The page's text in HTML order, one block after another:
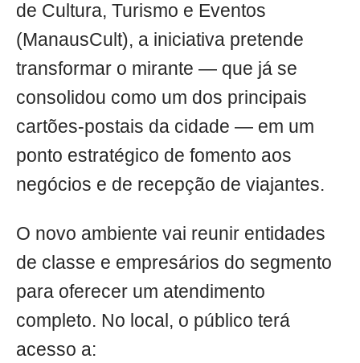
de Cultura, Turismo e Eventos
(ManausCult), a iniciativa pretende
transformar o mirante — que já se
consolidou como um dos principais
cartões-postais da cidade — em um
ponto estratégico de fomento aos
negócios e de recepção de viajantes.
O novo ambiente vai reunir entidades
de classe e empresários do segmento
para oferecer um atendimento
completo. No local, o público terá
acesso a: